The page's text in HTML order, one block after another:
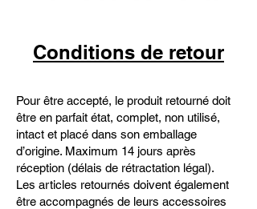
Conditions de retour
Pour être accepté, le produit retourné doit
être en parfait état, complet, non utilisé,
intact et placé dans son emballage
d’origine. Maximum 14 jours après
réception (délais de rétractation légal).
Les articles retournés doivent également
être accompagnés de leurs accessoires